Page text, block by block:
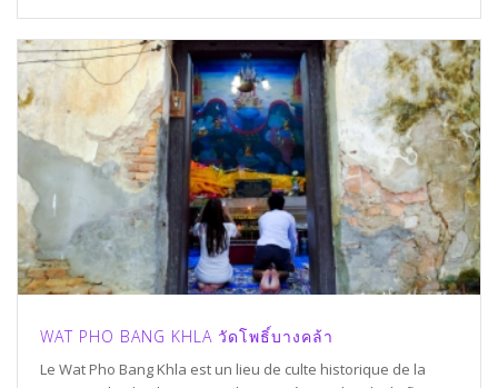
WAT PHO BANG KHLA วัดโพธิ์บางคล้า
Le Wat Pho Bang Khla est un lieu de culte historique de la